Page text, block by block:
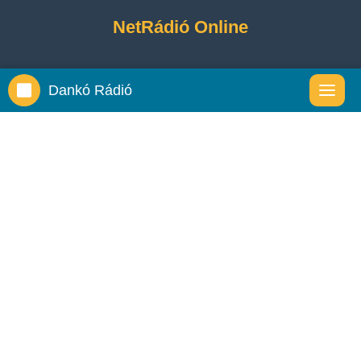
NetRádió Online
Dankó Rádió